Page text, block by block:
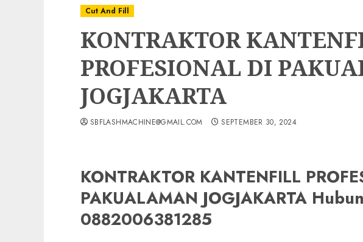
Cut And Fill
KONTRAKTOR
PROFESIONAL DI
JOGJAKARTA
SBFLASHMACHINE@GMAIL.COM SEPTEMBER 30, 2024
KONTRAKTOR KANTENFILL
PAKUALAMAN JOGJAKARTA
0882006381285